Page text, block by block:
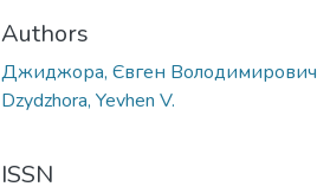
Authors
Джиджора, Євген Володимирович
Dzydzhora, Yevhen V.
ISSN